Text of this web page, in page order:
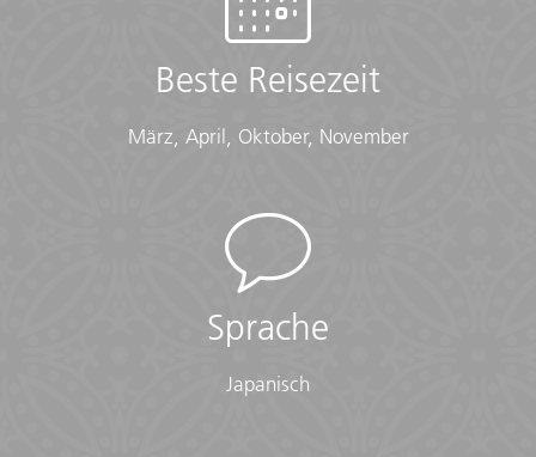
Beste Reisezeit
März, April, Oktober, November
Sprache
Japanisch